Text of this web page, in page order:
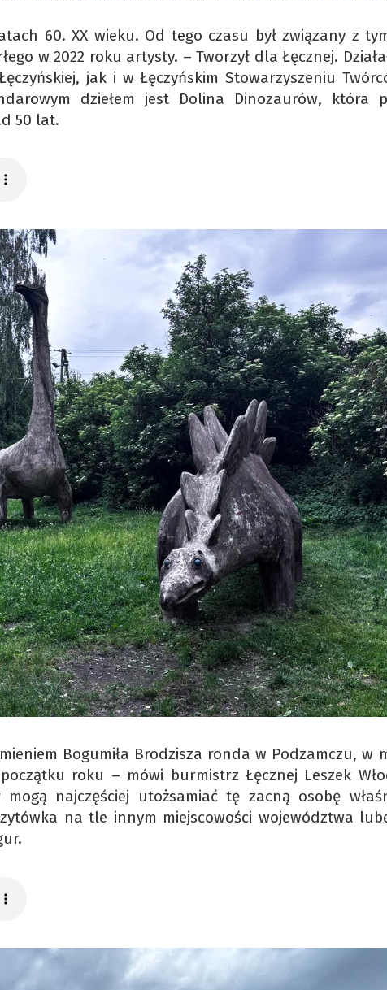
60. XX wieku. Od tego czasu był związany z
w 2022 roku artysty. – Tworzył dla Łęcznej.
jak i w Łęczyńskim Stowarzyszeniu
dziełem jest Dolina Dinozaurów, która
50 lat.
Bogumiła Brodzisza ronda w Podzamczu, w
roku – mówi burmistrz Łęcznej Leszek
mogą najczęściej utożsamiać tę zacną osobę
na tle innym miejscowości województwa